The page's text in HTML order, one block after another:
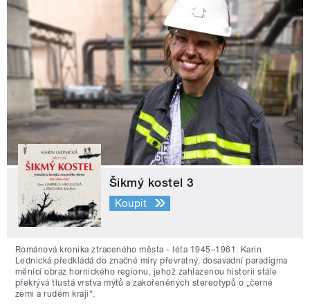
Šikmý kostel 3
Koupit
Románová kronika ztraceného města - léta 1945–1961. Karin
Lednická předkládá do značné míry převratný, dosavadní paradigma
měnící obraz hornického regionu, jehož zahlazenou historii stále
překrývá tlustá vrstva mýtů a zakořeněných stereotypů o „černé
zemi a rudém kraji“.